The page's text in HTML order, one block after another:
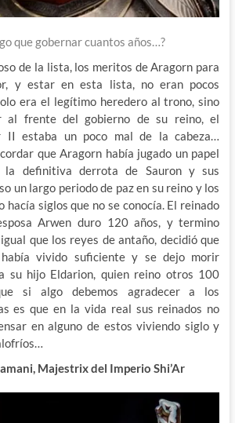
que gobernar cuantos años…?
de la lista, los meritos de Aragorn para
y estar en esta lista, no eran pocos
era el legítimo heredero al trono, sino
al frente del gobierno de su reino, el
II estaba un poco mal de la cabeza…
que Aragorn había jugado un papel
la definitiva derrota de Sauron y sus
un largo periodo de paz en su reino y los
hacía siglos que no se conocía. El reinado
Arwen duro 120 años, y termino
que los reyes de antaño, decidió que
vivido suficiente y se dejo morir
su hijo Eldarion, quien reino otros 100
si algo debemos agradecer a los
es que en la vida real sus reinados no
en alguno de estos viviendo siglo y
Majestrix del Imperio Shi’Ar